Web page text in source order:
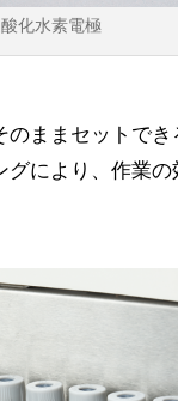
化水素電極
のままセットで
により、作業